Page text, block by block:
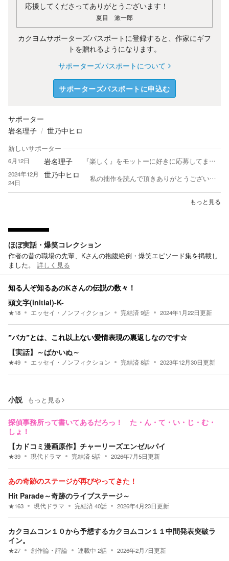
応援してくださってありがとうございます！
夏目 漱一郎
カクヨムサポーターズパスポートに登録すると、作家にギフ
トを贈れるようになります。
サポーターズパスポートについて
サポーターズパスポートに申込む
サポーター
岩名理子
世乃中ヒロ
新しいサポーター
6月12日 岩名理子 『楽しく』をモットーに好きに応募してます。 社畜のためログインは夜メイン&早めに寝ます。短篇好き。 短編、青春、SF、ホラー、恋愛、ミステリーとにかく『自分が読みたい』と思う作品を書きます。たまに狂ったような話あり。 好きに読んでいます。 気軽にコメントしがち、かつ応援レビューしがちです。逆に、こちらにも気軽に話しかけていただいて大丈夫です。失礼あったら申し訳ございません。 ※現在、公募長編執筆につき、読み返し企画に参加中でなければ、特に読み返しは積極的にしておりません。 【受賞/優秀作品選出品】※発表年月順 ●2024年● 『黒瀬くんの黒い噂。』 妄コン・黒 優秀作品 『リリカちゃんはニセモノです！』青い鳥文庫一次通過 ●2025年● 『越後屋の金のまんじゅう』ノベルアップ+ 歴史×商い短編コンテスト入賞🏆 『新入社員の迷田くんは極度の方向音痴です』妄コン約束の場所 トンデモ賞🏆 『墓標（ぼひょう）』妄コン約束の場所 優秀作品 『ラブレターの主を探せ！』スターツ出版「1話だけ大賞」野いちご会場・大賞受賞🏆2025 他ノベマ1話だけ大賞・最終候補✖️2作 『仮婚！』カクヨムコン10中間突破 カクヨム2025魔法のiらんど「ありがとうまたね、大好き」ショートストーリーコンテスト優秀賞🏆 『栄光』妄コン・伝説の〇〇 優秀作品2025 『月の遺言』妄コン・月見/月夜 優秀作品2025 ●2026年● 『アンナの魔法よろず屋』『魔王株式会社（非上場）』『KX-771C 惑星アトラクトス』『宅配便』 それぞれカクヨムコン10中間突破 『全財産』 妄コン・予感 優秀作品2026 以上 他は公募もろもろ参加大好きなので、応募中、結果待ちです(*´ω｀*)✨ コメント、スター、フォロー心から感謝いたします。 ※小説は無断転載禁止、ＡＩ学習も禁止とさせて頂きます。 ※一般公募、WEB公募へ出す等で、予告なく非公開にすることがあります。
2024年12月
24日
世乃中ヒロ 私の拙作を読んで頂きありがとうございます。 本とアウトドア、コーヒーをこよなく愛する四十男。最近は異世界ファンタジーを中心に読んでおり、日々どこかの喫茶店か自室でニヤニヤしながら過ごしております。 本当に微力ですが、皆様の読書生活を支えられればと思い、無謀にも執筆を続ける毎日です。 最新作 付喪神の操縦士 https://kakuyomu.jp/works/822139844291128210
もっと見る
ほぼ実話・爆笑コレクション
作者の昔の職場の先輩、Kさんの抱腹絶倒・爆笑エピソード集を掲載し
ました。
詳しく見る
知る人ぞ知るあのKさんの伝説の数々！
頭文字(initial)-K-
★18 エッセイ・ノンフィクション 完結済9話 2024年1月22日更新
”バカ”とは、これ以上ない愛情表現の裏返しなのです☆
【実話】～ばかいぬ～
★49 エッセイ・ノンフィクション 完結済8話 2023年12月30日更新
小説 もっと見る
探偵事務所って書いてあるだろっ！ た・ん・て・い・じ・む・
しょ！
【カドコミ漫画原作】チャーリーズエンゼルパイ
★39 現代ドラマ 完結済5話 2026年7月5日更新
あの奇跡のステージが再びやってきた！
Hit Parade～奇跡のライブステージ～
★163 現代ドラマ 完結済40話 2026年4月23日更新
カクヨムコン１０から予想するカクヨムコン１１中間発表突破ラ
イン。
★27 創作論・評論 連載中 2話 2026年2月7日更新